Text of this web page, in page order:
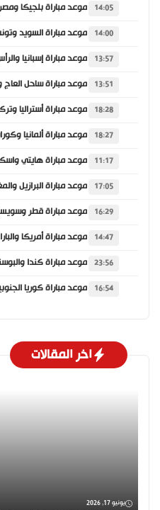
14:05
14:00
13:57
13:51
18:28
18:27
11:17
17:05
16:29
14:47
23:56
16:54
اخر المقالات
يونيو 17, 2026